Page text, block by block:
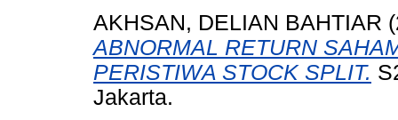
AKHSAN, DELIAN BAHTIAR
ABNORMAL RETURN
PERISTIWA STOCK SPLIT.
Jakarta.